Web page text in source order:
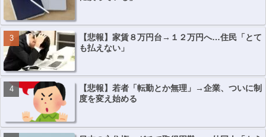
【悲報】家賃８万円台→１２万円へ…住民「とて
も払えない」
【悲報】若者「転勤とか無理」→企業、ついに制
度を変え始める